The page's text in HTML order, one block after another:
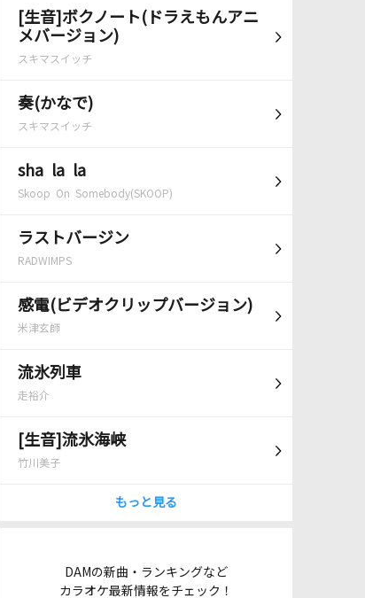
[生音]ボクノート(ドラえもんアニ
メバージョン)
スキマスイッチ
奏(かなで)
スキマスイッチ
sha la la
Skoop On Somebody(SKOOP)
ラストバージン
RADWIMPS
感電(ビデオクリップバージョン)
米津玄師
流氷列車
走裕介
[生音]流氷海峡
竹川美子
もっと見る
DAMの新曲・ランキングなど
カラオケ最新情報をチェック！